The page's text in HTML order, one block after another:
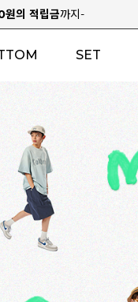
의 적립금까지-
SET